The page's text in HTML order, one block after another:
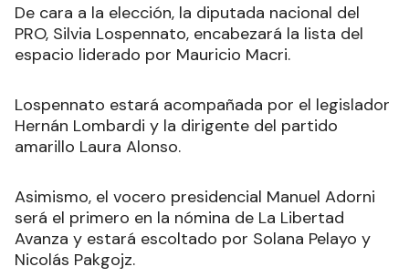
De cara a la elección, la diputada nacional del
PRO, Silvia Lospennato, encabezará la lista del
espacio liderado por Mauricio Macri.
Lospennato estará acompañada por el legislador
Hernán Lombardi y la dirigente del partido
amarillo Laura Alonso.
Asimismo, el vocero presidencial Manuel Adorni
será el primero en la nómina de La Libertad
Avanza y estará escoltado por Solana Pelayo y
Nicolás Pakgojz.